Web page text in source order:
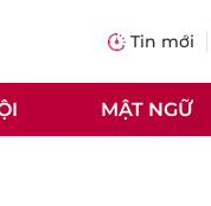
Tin mới
MẬT NGỮ